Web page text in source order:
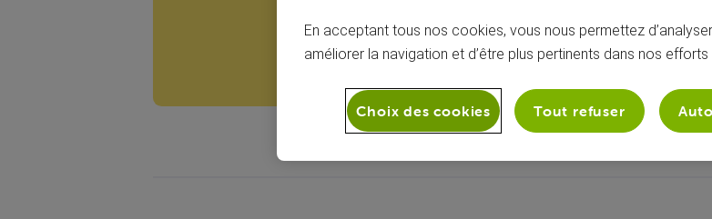
Aucune bio ajoutée
En acceptant tous nos cookies, vous nous permettez d’analyser
améliorer la navigation et d’être plus pertinents dans nos efforts
Tout refuser
Choix des cookies